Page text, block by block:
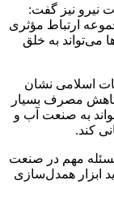
نیرو نیز گفت:
ارتباط مؤثری
می‌تواند به خلق
اسلامی نشان
مصرف بسیار
به صنعت آب و
کند.
مهم در صنعت
ابزار همدل‌سازی